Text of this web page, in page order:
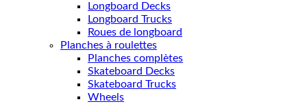
Longboard Decks
Longboard Trucks
Roues de longboard
Planches à roulettes
Planches complètes
Skateboard Decks
Skateboard Trucks
Wheels